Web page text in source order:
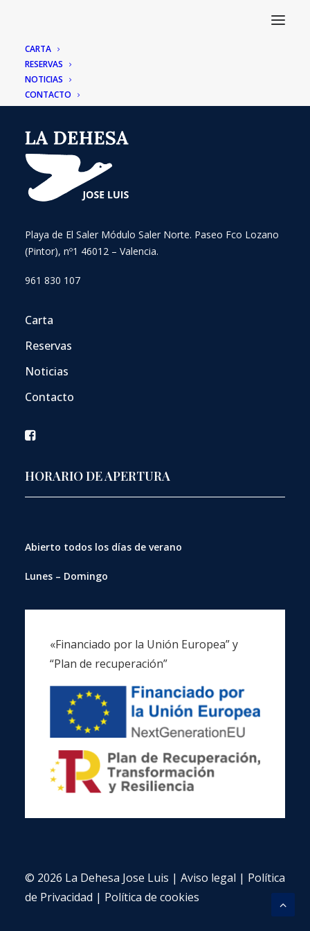
CARTA
RESERVAS
NOTICIAS
CONTACTO
Playa de El Saler Módulo Saler Norte. Paseo Fco Lozano
(Pintor), nº1 46012 – Valencia.
961 830 107
Carta
Reservas
Noticias
Contacto
HORARIO DE APERTURA
Abierto todos los días de verano
Lunes – Domingo
«Financiado por la Unión Europea” y
“Plan de recuperación”
© 2026 La Dehesa Jose Luis | Aviso legal | Política
de Privacidad | Política de cookies